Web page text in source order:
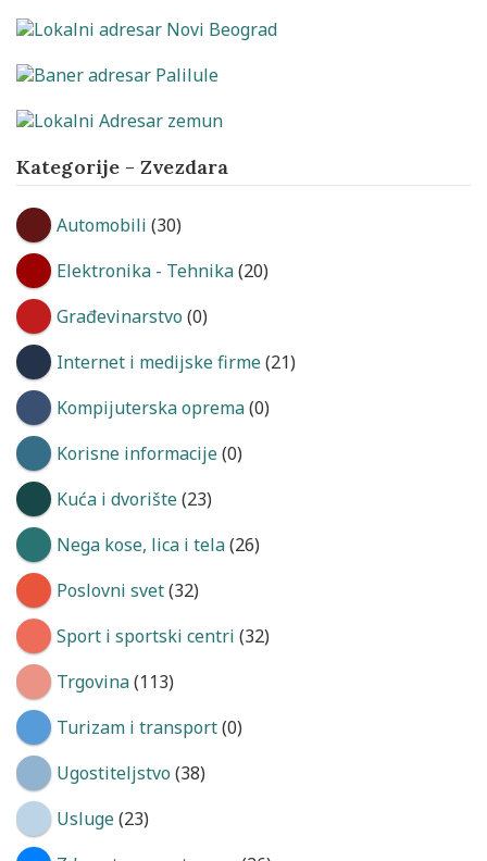
Kategorije - Zvezdara
Automobili (30)
Elektronika - Tehnika(20)
Građevinarstvo (0)
Internet i medijske firme(21)
Kompijuterska oprema(0)
Korisne informacije(0)
Kuća i dvorište(23)
Nega kose, lica i tela(26)
Poslovni svet(32)
Sport i sportski centri (32)
Trgovina(113)
Turizam i transport(0)
Ugostiteljstvo (38)
Usluge(23)